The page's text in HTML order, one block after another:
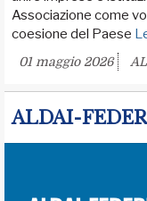
Associazione come
coesione del Paese
01 maggio 2026
ALDAI-